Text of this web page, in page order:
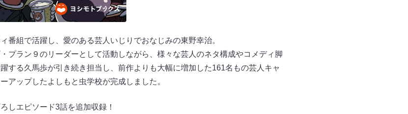
番組で活躍し、愛のある芸人いじりでおなじみの東野幸治。
プラン９のリーダーとして活動しながら、様々な芸人のネタ構成やコメディ脚
する久馬歩が引き続き担当し、前作よりも大幅に増加した161名もの芸人キャ
アップしたよしもと虫学校が完成しました。
しエピソード3話を追加収録！